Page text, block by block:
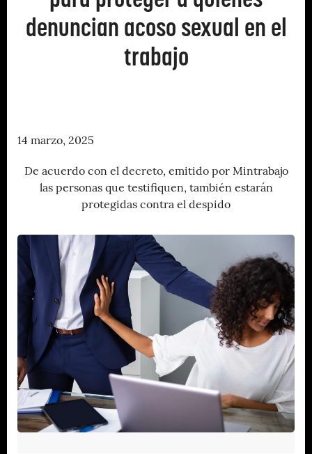
denuncian acoso sexual en el
trabajo
14 marzo, 2025
De acuerdo con el decreto, emitido por Mintrabajo
las personas que testifiquen, también estarán
protegidas contra el despido